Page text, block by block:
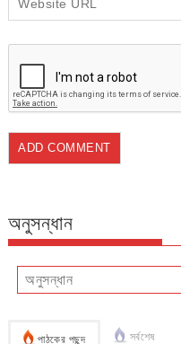
অনুসন্ধান
পাঠকের পছন্দ সর্বশেষ